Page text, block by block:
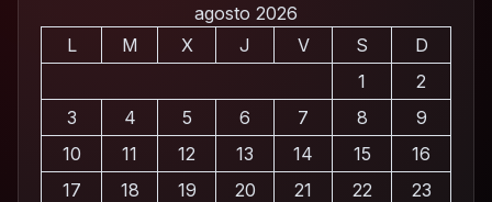
agosto 2026
L
M X J V S
D
1
2
3
4 5 6 7 8
9
10
11 12 13 14 15
16
17
18 19 20 21 22
23